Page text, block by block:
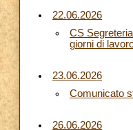
22.06.2026
CS
giorni di
23.06.2026
Comunicato
26.06.2026